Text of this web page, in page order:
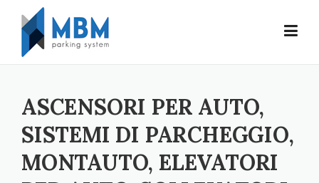
Skip to content
ASCENSORI PER AUTO,
SISTEMI DI PARCHEGGIO,
MONTAUTO, ELEVATORI